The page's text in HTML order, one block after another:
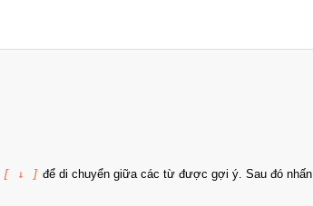
[ ↓ ] để di chuyển giữa các từ được gợi ý. Sau đó nhấn